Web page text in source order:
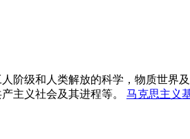
级和人类解放的科学，物质世界
主义社会及其进程等。
马克思主义